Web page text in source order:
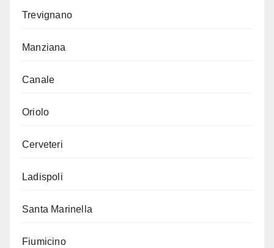
Trevignano
Manziana
Canale
Oriolo
Cerveteri
Ladispoli
Santa Marinella
Fiumicino